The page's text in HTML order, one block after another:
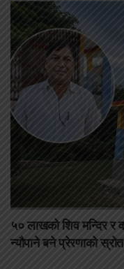
५० लाखको शिव मन्दिर र
न्यौपाने बने प्रेरणाको स्रोत